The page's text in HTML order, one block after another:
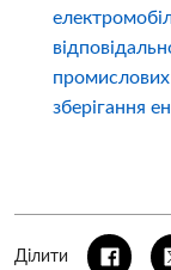
промислових
зберігання
Ділити